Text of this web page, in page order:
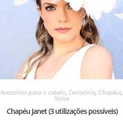
Acessórios para o cabelo, Cerimónia, Chapéus,
Noiva
Chapéu Janet (3 utilizações possíveis)